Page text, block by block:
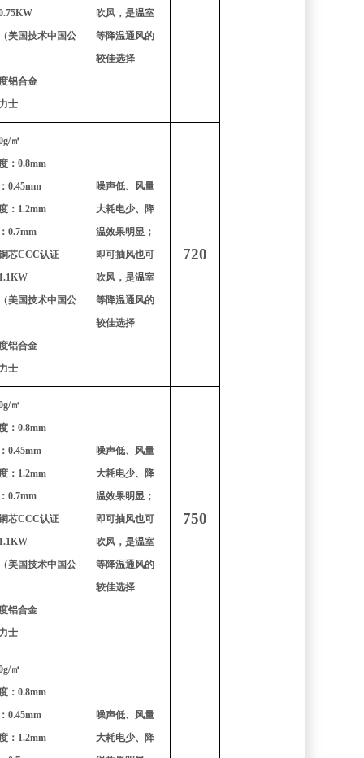
美国技术中国公
铝合金
士
吹风，是温室
等降温通风的
较佳选择
㎡
：0.8mm
0.45mm
：1.2mm
0.7mm
芯CCC认证
美国技术中国公
铝合金
士
噪声低、风量
大耗电少、降
温效果明显；
即可抽风也可
吹风，是温室
等降温通风的
较佳选择
720
㎡
：0.8mm
0.45mm
：1.2mm
0.7mm
芯CCC认证
美国技术中国公
铝合金
士
噪声低、风量
大耗电少、降
温效果明显；
即可抽风也可
吹风，是温室
等降温通风的
较佳选择
750
㎡
：0.8mm
0.45mm
：1.2mm
噪声低、风量
大耗电少、降